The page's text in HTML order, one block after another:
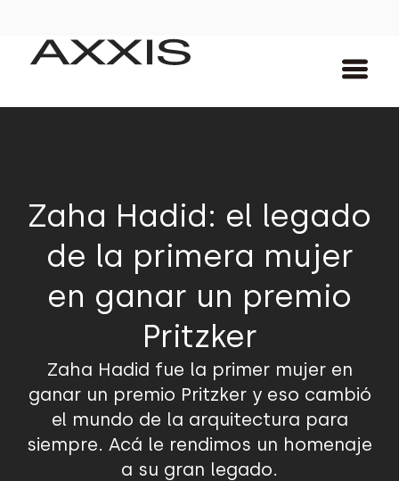
Zaha Hadid: el legado
de la primera mujer
en ganar un premio
Pritzker
Zaha Hadid fue la primer mujer en
ganar un premio Pritzker y eso cambió
el mundo de la arquitectura para
siempre. Acá le rendimos un homenaje
a su gran legado.